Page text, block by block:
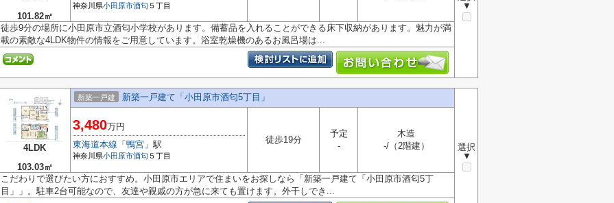
101.82㎡
▼
神奈川県小田原市酒匂 ５丁目
徒歩9分の場所に小田原市立酒匂小学校があります。備蓄品を入れることができる床下収納があります。魅力が満
載の素敵な4LDK物件の情報をご用意しています。浴室乾燥機のあるお風呂場は...
4LDK
103.03㎡
新築一戸建 新築一戸建て「小田原市酒匂5丁目」
選択
▼
3,480万円
東海道本線 「 鴨宮 」駅
神奈川県小田原市酒匂 ５丁目
徒歩19分
予定
-
木造
-/（2階建）
こだわりで選びたい方におすすめ。小田原市エリアで住まいをお探しなら「新築一戸建て「小田原市酒匂5丁
目」」。駐車2台可能なので、友達や親戚の方が急に来ても置けます。外干しでき...